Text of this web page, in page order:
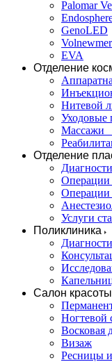
Palomar
GenoLED
Volnewmer
EVA
Отделение
Нитевой
Уходовые
Массажи
Отделение
Операции
Операции
Услуги
Поликлиника
Салон красоты
Ногтевой
Восковая
Визаж
Ресницы